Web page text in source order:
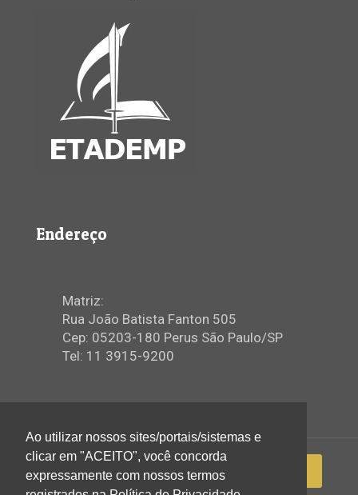
Endereço
Matriz:
Rua João Batista Fanton 505
Cep: 05203-180 Perus São Paulo/SP
Tel: 11 3915-9200
Ao utilizar nossos sites/portais/sistemas e
clicar em "ACEITO", você concorda
expressamente com nossos termos